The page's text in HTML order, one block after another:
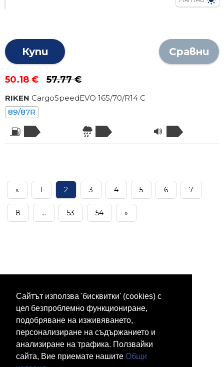
Сайтът използва 'бисквитки' (cookies) с
цел безпроблемно функциониране,
подобряване на изживяването,
персонализиране на съдържанието и
анализиране на трафика. Ползвайки
сайта, Вие приемате нашите Общи
Купи Сравни
50.18 € 57.77 €
RIKEN CargoSpeedEVO 165/70/R14 C
89/87R
« 1 2 3 4 5 6 7
8 ... 53 54 »